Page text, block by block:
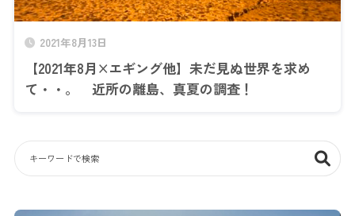
2021年8月13日
【2021年8月×エギング他】未だ見ぬ世界を求め
て・・。 近所の離島、真夏の調査！